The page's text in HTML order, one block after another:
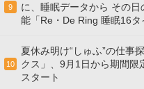
9
に、睡眠データから その
能「Re・De Ring 睡眠16タ
10
夏休み明け“しゅふ”の仕事
クス」、9月1日から期間限
スタート